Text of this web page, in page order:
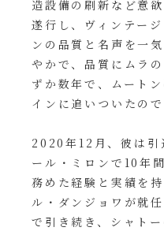
造設備の刷新など意
遂行し、ヴィンテー
ンの品質と名声を一
やかで、品質にムラ
ずか数年で、ムート
インに追いついたので
2020年12月、彼は引
ール・ミロンで10年
務めた経験と実績を
ル・ダンジョワが就
で引き続き、シャト